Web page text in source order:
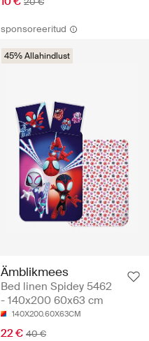
sponsoreeritud
45% Allahindlust
Ämblikmees
Bed linen Spidey 5462
- 140x200 60x63 cm
140X200.60X63CM
22 € 40 €